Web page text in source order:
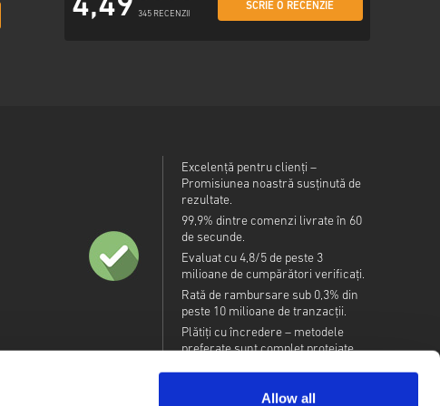
Allow all
4,49 345 RECENZII
SCRIE O RECENZIE
Excelență pentru clienți –
Promisiunea noastră susținută de
rezultate.
99,9% dintre comenzi livrate în 60
de secunde.
Evaluat cu 4,8/5 de peste 3
milioane de cumpărători verificați.
Rată de rambursare sub 0,3% din
peste 10 milioane de tranzacții.
Plătiți cu încredere – metodele
preferate sunt complet protejate.